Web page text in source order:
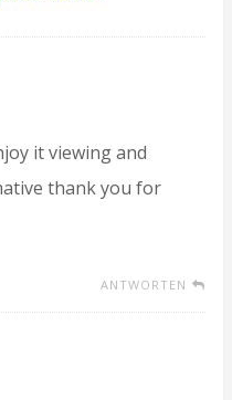
it viewing and
thank you for
ANTWORTEN